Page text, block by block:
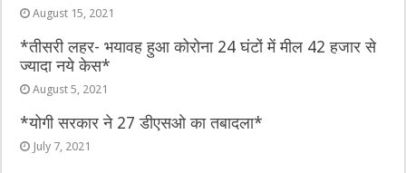
August 15, 2021
*तीसरी लहर- भयावह हुआ कोरोना 24 घंटों में मील 42 हजार से
ज्यादा नये केस*
August 5, 2021
*योगी सरकार ने 27 डीएसओ का तबादला*
July 7, 2021